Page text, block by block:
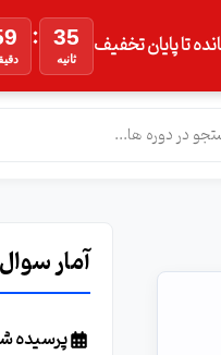
تا پایان تخفیف : 35
ثانیه
آمار سوال
پرسیده